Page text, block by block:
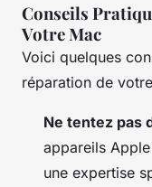
Conseils
Votre Mac
Voici quelques
réparation de
Ne tentez pas
appareils
une expertise